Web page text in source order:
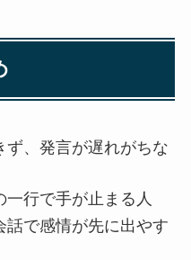
、発言が遅れがちな
行で手が止まる人
で感情が先に出やす